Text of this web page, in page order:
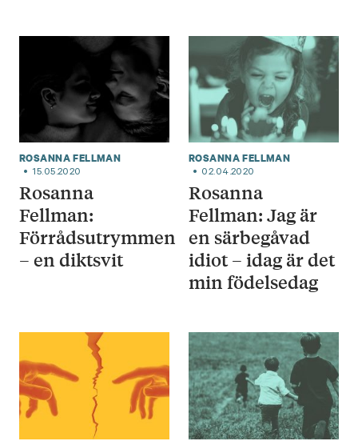
ROSANNA FELLMAN
15.05.2020
Rosanna
Fellman:
Förrådsutrymmen
– en diktsvit
ROSANNA FELLMAN
02.04.2020
Rosanna
Fellman: Jag är
en särbegåvad
idiot – idag är det
min födelsedag